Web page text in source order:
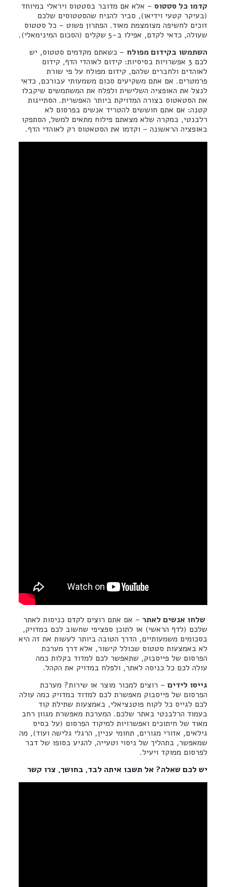
קדמו כל סטטוס– אלא אם מדובר בסטטוס ויראלי במיוחד
(בעיקר קטעי וידיאו), סביר להניח שהסטטוסים שלכם
זוכים לחשיפה מצומצמת מאוד. הפתרון פשוט – כל סטטוס
שעולה, כדאי לקדם, אפילו ב-5 שקלים (הסכום המינימאלי).
השתמשו בקידום מפולח – כשאתם מקדמים סטטוס, יש
לכם 3 אפשרויות בסיסיות: קידום לאוהדי הדף, קידום
לאוהדים ולחברים שלהם, קידום מפולח על פי שורת
פרמטרים. אם אתם משקיעים סכום משמעותי עבורכם, כדאי
לנצל את האופציה השלישית ולפלח את המשתמשים שיקבלו
את הסטאטוס בצורה המדויקת ביותר האפשרית. הסתייגות
קטנה: אם אתם חוששים להטריד אנשים בפרסום לא
רלבנטי, במקרה שלא מצאתם פילוח מתאים למשל, הסתפקו
באופציה הראשונה – וקדמו את הסטאטוס רק לאוהדי הדף.
שלחו אנשים לאתר– אם אתם רוצים לקדם כניסות לאתר
שלכם (לדף הראשי) או לתוכן ספציפי שחשוב לכם במדויק,
בסכומים משמעותיים, הדרך הטובה ביותר לעשות את זה היא
לא באמצעות סטטוס שכולל קישור, אלא דרך מערכת
הפרסום של פייסבוק, שתאפשר לכם למדוד בקלות כמה
עולה לכם כל כניסה לאתר, ולפלח במדויק את הקהל.
גייסו לידים– רוצים למכור מוצר או שירות? מערכת
הפרסום של פייסבוק מאפשרת לכם למדוד במדויק כמה עולה
לכם לגייס כל לקוח פוטנציאלי, באמצעות שתילת קוד
בעמוד הרלבנטי באתר שלכם. המערכת מאפשרת מגוון רחב
מאוד של חיתוכים ואפשרויות למיקוד הפרסום (על בסיס
גילאים, אזורי מגורים, תחומי עניין, הרגלי גלישה ועוד), מה
שמאפשר, בתהליך של ניסוי וטעייה, להגיע בסופו של דבר
לפרסום ממוקד ויעיל.
יש לכם שאלה? אל תשבו איתה לבד, בחושך, צרו קשר